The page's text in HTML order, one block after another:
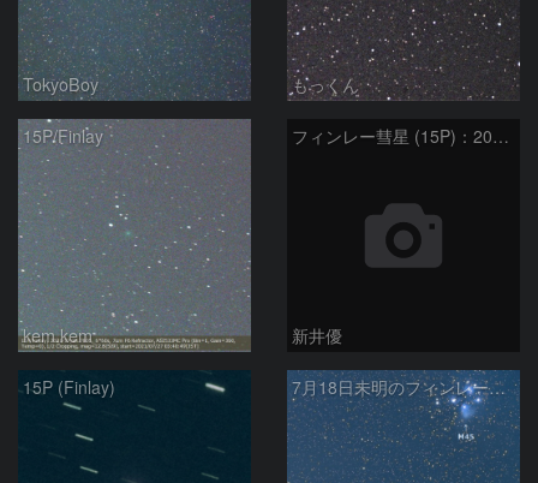
TokyoBoy もっくん
15P/Finlay
kem.kem
フィンレー彗星 (15P)：2021/07/19
新井優
15P (Finlay) 7月18日未明のフィンレー彗星とプレアデス星団